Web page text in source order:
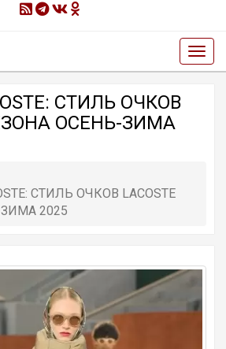
СТИЛЬ ОЧКОВ
ОСЕНЬ-ЗИМА
СТИЛЬ ОЧКОВ LACOSTE
2025